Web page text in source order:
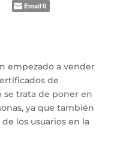
Email0
empezado a vender
de
se trata de poner en
ya que también
los usuarios en la